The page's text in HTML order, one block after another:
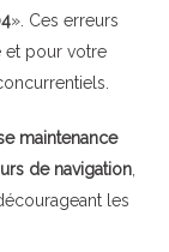
». Ces erreurs
et pour votre
maintenance
de navigation,
les